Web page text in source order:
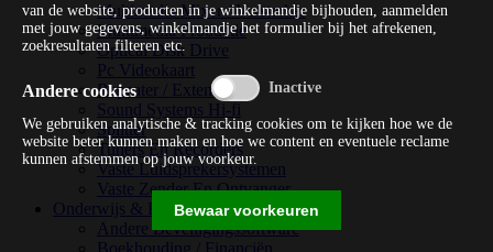
Multimedia Mixer / Versterker
Multimedia Productie
Optical Disk Drive
Pc Videokaart
Repeater / Extender
Sound Systems Hi-fi
Splitter
Tuners En Recorders
Vaste Luidsprekersystemen
Vaste Zender En Ontvanger
Onderwijs & Recreatie
Andere Beveiligingssoftware
van de website, producten in je winkelmandje bijhouden, aanmelden
met jouw gegevens, winkelmandje het formulier bij het afrekenen,
zoekresultaten filteren etc.
Andere cookies
We gebruiken analytische & tracking cookies om te kijken hoe we de
website beter kunnen maken en hoe we content en eventuele reclame
kunnen afstemmen op jouw voorkeur.
Bewaar voorkeuren